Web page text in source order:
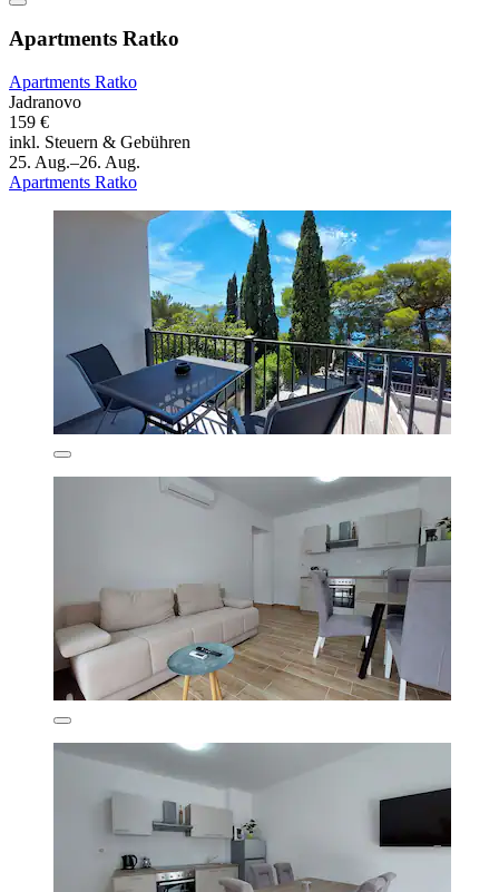
Apartments Ratko
Apartments Ratko
Jadranovo
159 €
inkl. Steuern & Gebühren
25. Aug.–26. Aug.
Apartments Ratko